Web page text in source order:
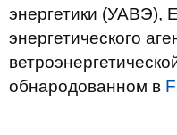
энергетики (УАВЭ),
энергетического
обнародованном в